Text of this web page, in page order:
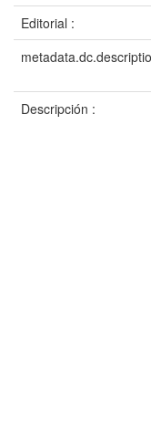
Editorial :
Descripción :